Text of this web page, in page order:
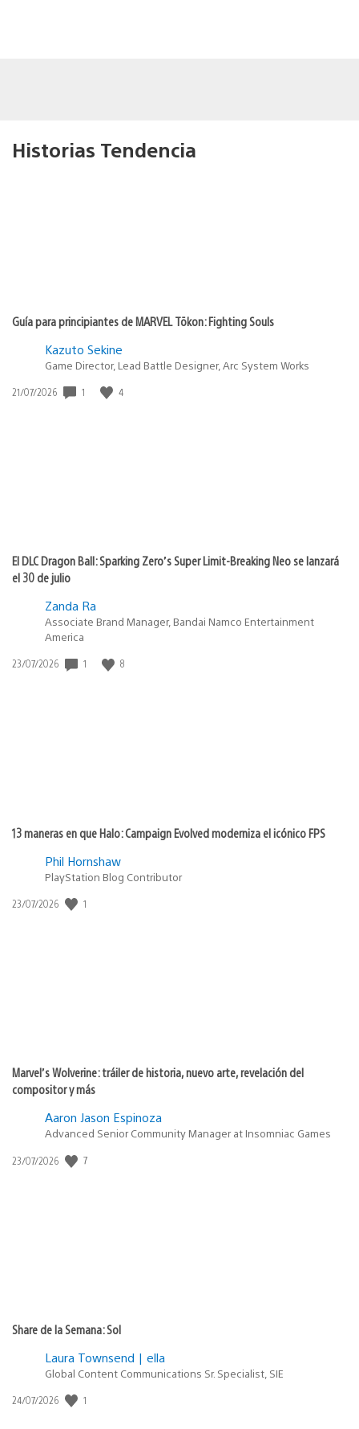
Historias Tendencia
Guía para principiantes de MARVEL Tōkon: Fighting Souls
Kazuto Sekine
Game Director, Lead Battle Designer, Arc System Works
Fecha
21/07/2026 1 4
El DLC Dragon Ball: Sparking Zero’s Super Limit-Breaking Neo se lanzará
el 30 de julio
Zanda Ra
Associate Brand Manager, Bandai Namco Entertainment
America
Fecha
23/07/2026 1 8
13 maneras en que Halo: Campaign Evolved moderniza el icónico FPS
Phil Hornshaw
PlayStation Blog Contributor
Fecha
23/07/2026 1
Marvel’s Wolverine: tráiler de historia, nuevo arte, revelación del
compositor y más
Aaron Jason Espinoza
Advanced Senior Community Manager at Insomniac Games
Fecha
23/07/2026 7
Share de la Semana: Sol
Laura Townsend | ella
Global Content Communications Sr. Specialist, SIE
Fecha
24/07/2026 1